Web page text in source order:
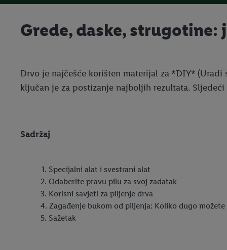
Grede, daske,
Drvo je najčešće korišten materijal za *DIY*
ključan je za postizanje najboljih rezultata.
Sadržaj
Specijalni alat i svestrani alat
Odaberite pravu pilu za svoj zadatak
Korisni savjeti za piljenje drva
Zagađenje bukom od piljenja: Koliko dugo
Sažetak